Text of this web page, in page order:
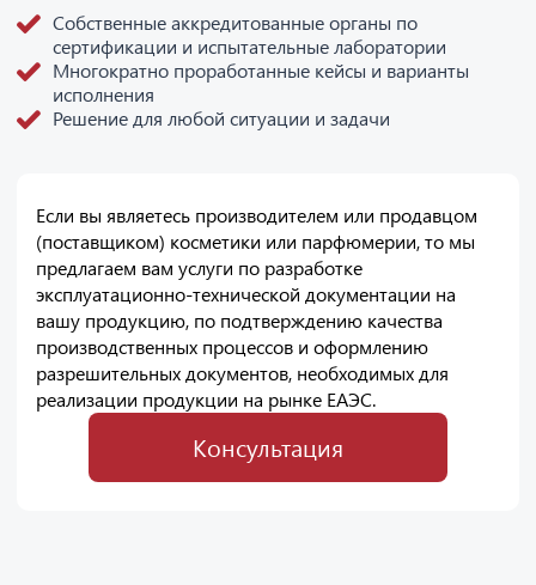
Собственные аккредитованные органы по
сертификации и испытательные лаборатории
Многократно проработанные кейсы и варианты
исполнения
Решение для любой ситуации и задачи
Если вы являетесь производителем или продавцом
(поставщиком) косметики или парфюмерии, то мы
предлагаем вам услуги по разработке
эксплуатационно-технической документации на
вашу продукцию, по подтверждению качества
производственных процессов и оформлению
разрешительных документов, необходимых для
реализации продукции на рынке ЕАЭС.
Консультация